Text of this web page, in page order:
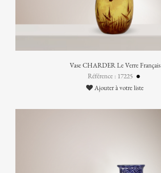
Vase CHARDER Le Verre Français
Référence : 17225
Ajouter à votre liste